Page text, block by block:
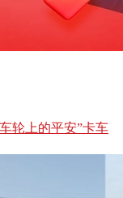
轮上的平安”卡车